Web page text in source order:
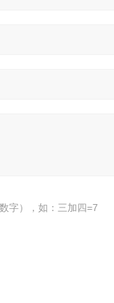
字），如：三加四=7